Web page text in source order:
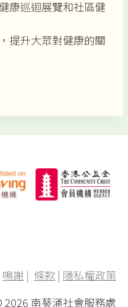
康巡迴展覽和社區健
提升大眾對健康的關
鳴謝 | 條款 | 隱私權政策
2026 南葵涌社會服務處